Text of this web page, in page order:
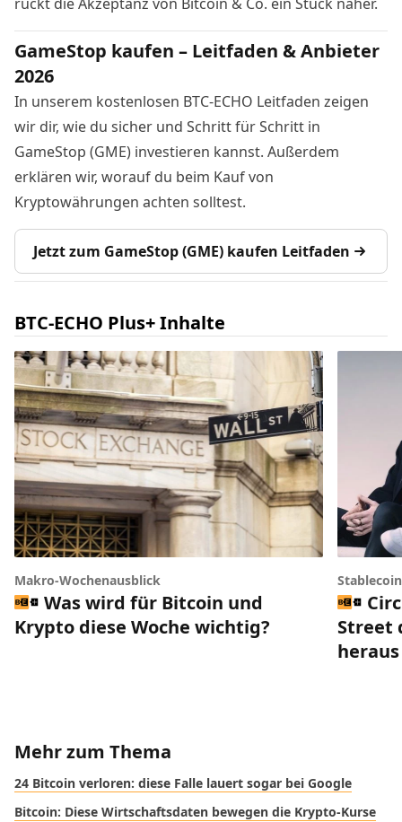
rückt die Akzeptanz von Bitcoin & Co. ein Stück näher.
GameStop kaufen – Leitfaden & Anbieter
2026
In unserem kostenlosen BTC-ECHO Leitfaden zeigen
wir dir, wie du sicher und Schritt für Schritt in
GameStop (GME) investieren kannst. Außerdem
erklären wir, worauf du beim Kauf von
Kryptowährungen achten solltest.
Jetzt zum GameStop (GME) kaufen Leitfaden
BTC-ECHO Plus+ Inhalte
Makro-Wochenausblick
Was wird für Bitcoin und
Krypto diese Woche wichtig?
Street
heraus
Mehr zum Thema
24 Bitcoin verloren: diese Falle lauert sogar bei Google
Bitcoin: Diese Wirtschaftsdaten bewegen die Krypto-Kurse